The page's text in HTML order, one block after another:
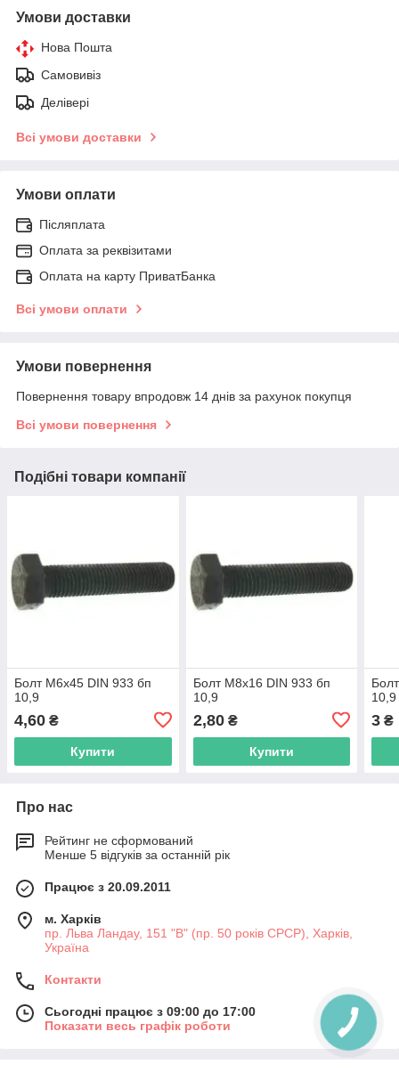
Умови доставки
Нова Пошта
Самовивіз
Делівері
Всі умови доставки
Умови оплати
Післяплата
Оплата за реквізитами
Оплата на карту ПриватБанка
Всі умови оплати
Умови повернення
Повернення товару впродовж 14 днів за рахунок покупця
Всі умови повернення
Подібні товари компанії
Болт М6х45 DIN 933 бп
10,9
4,60 ₴
Купити
Болт М8х16 DIN 933 бп
10,9
2,80₴
Купити
10,9
3 ₴
Про нас
Рейтинг не сформований
Менше 5 відгуків за останній рік
Працює з 20.09.2011
м. Харків
пр. Льва Ландау, 151 "В" (пр. 50 років СРСР), Харків,
Україна
Контакти
Сьогодні працює з 09:00 до 17:00
Показати весь графік роботи